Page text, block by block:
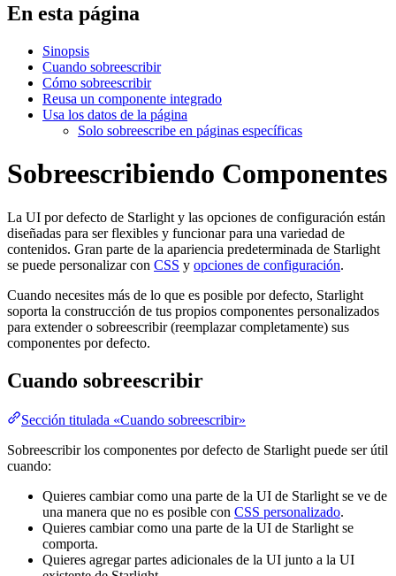
En esta página
Sinopsis
Cuando sobreescribir
Cómo sobreescribir
Reusa un componente integrado
Usa los datos de la página
Solo sobreescribe en páginas específicas
Sobreescribiendo Componentes
La UI por defecto de Starlight y las opciones de configuración están
diseñadas para ser flexibles y funcionar para una variedad de
contenidos. Gran parte de la apariencia predeterminada de Starlight
se puede personalizar con CSS y opciones de configuración.
Cuando necesites más de lo que es posible por defecto, Starlight
soporta la construcción de tus propios componentes personalizados
para extender o sobreescribir (reemplazar completamente) sus
componentes por defecto.
Cuando sobreescribir
Sección titulada «Cuando sobreescribir»
Sobreescribir los componentes por defecto de Starlight puede ser útil
cuando:
Quieres cambiar como una parte de la UI de Starlight se ve de
una manera que no es posible con CSS personalizado.
Quieres cambiar como una parte de la UI de Starlight se
comporta.
Quieres agregar partes adicionales de la UI junto a la UI